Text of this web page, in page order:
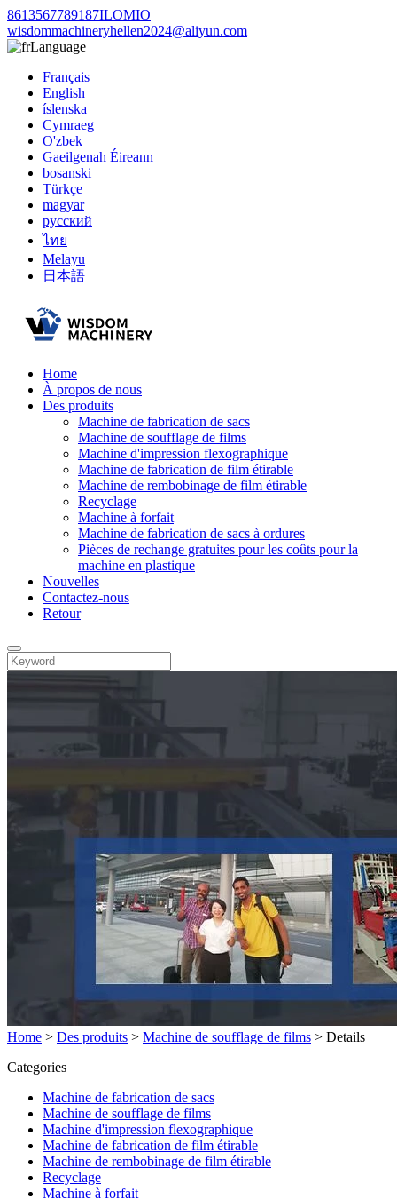
8613567789187ILOMIO
wisdommachineryhellen2024@aliyun.com
Language
Français
English
íslenska
Cymraeg
O'zbek
Gaeilgenah Éireann
bosanski
Türkçe
magyar
русский
ไทย
Melayu
日本語
Home
À propos de nous
Des produits
Machine de fabrication de sacs
Machine de soufflage de films
Machine d'impression flexographique
Machine de fabrication de film étirable
Machine de rembobinage de film étirable
Recyclage
Machine à forfait
Machine de fabrication de sacs à ordures
Pièces de rechange gratuites pour les coûts pour la
machine en plastique
Nouvelles
Contactez-nous
Retour
Home > Des produits > Machine de soufflage de films > Details
Categories
Machine de fabrication de sacs
Machine de soufflage de films
Machine d'impression flexographique
Machine de fabrication de film étirable
Machine de rembobinage de film étirable
Recyclage
Machine à forfait